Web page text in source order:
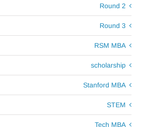
Round 2
Round 3
RSM MBA
scholarship
Stanford MBA
STEM
Tech MBA